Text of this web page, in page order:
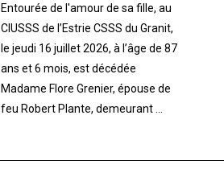
Entourée de l'amour de sa fille, au
CIUSSS de l’Estrie CSSS du Granit,
le jeudi 16 juillet 2026, à l’âge de 87
ans et 6 mois, est décédée
Madame Flore Grenier, épouse de
feu Robert Plante, demeurant ...